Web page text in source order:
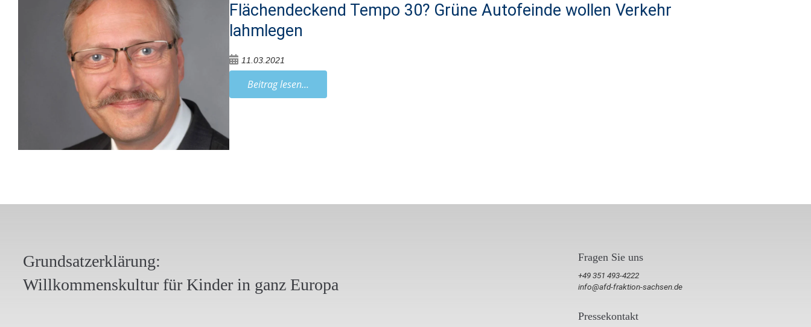
Flächendeckend Tempo 30? Grüne Autofeinde wollen Verkehr
lahmlegen
11.03.2021
Beitrag lesen...
Grundsatzerklärung:
Willkommenskultur für Kinder in ganz Europa
Fragen Sie uns
+49 351 493-4222
info@afd-fraktion-sachsen.de
Pressekontakt